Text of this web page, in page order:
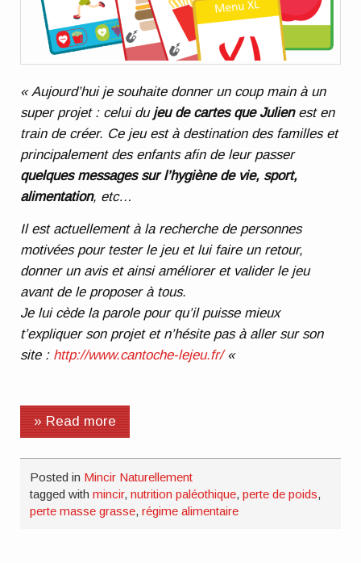
« Aujourd’hui je souhaite donner un coup main à un
super projet : celui du jeu de cartes que Julienest en
train de créer. Ce jeu est à destination des familles et
principalement des enfants afin de leur passer
quelques messages sur l’hygiène de vie, sport,
alimentation, etc…
Il est actuellement à la recherche de personnes
motivées pour tester le jeu et lui faire un retour,
donner un avis et ainsi améliorer et valider le jeu
avant de le proposer à tous.
Je lui cède la parole pour qu’il puisse mieux
t’expliquer son projet et n’hésite pas à aller sur son
site : http://www.cantoche-lejeu.fr/«
» Read more
Posted in Mincir Naturellement
tagged withmincir,nutrition paléothique,perte de poids,
perte masse grasse,régime alimentaire